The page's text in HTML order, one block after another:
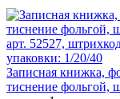
арт. 52527,
упаковки: 1/20/40
Записная книжка,
тиснение фольгой,